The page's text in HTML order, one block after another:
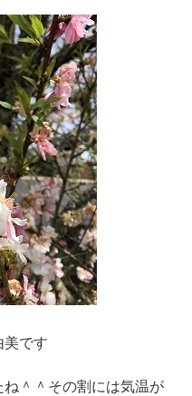
美です
＾＾その割には気温が